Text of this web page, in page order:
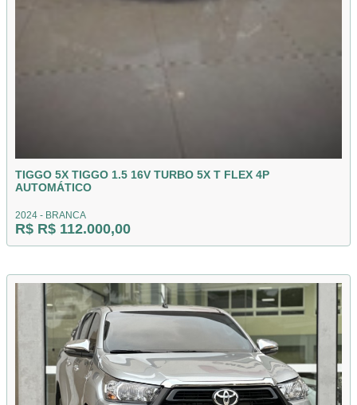
TIGGO 5X TIGGO 1.5 16V TURBO 5X T FLEX 4P
AUTOMÁTICO
2024 - BRANCA
R$ R$ 112.000,00